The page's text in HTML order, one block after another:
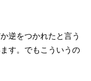
逆をつかれたと言う
す。でもこういうの